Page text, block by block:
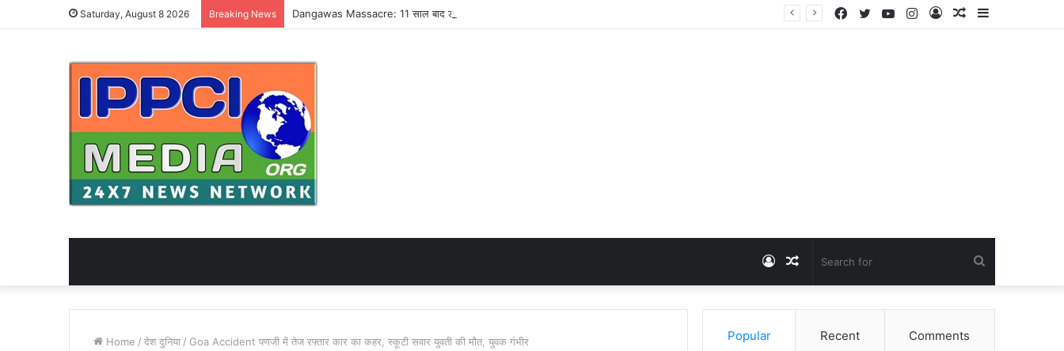
Saturday, August 8 2026 Breaking News Sidebar
Random
Log
Instagram
YouTube
Twitter
Facebook
for
Random
Article
Log
In
Home / देश दुनिया / Goa Accident पणजी में तेज रफ्तार कार का कहर, स्कूटी सवार युवती की मौत, युवक गंभीर Popular Recent Comments